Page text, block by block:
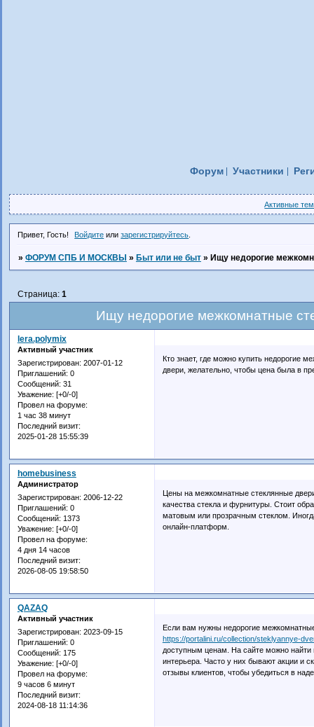
Форум Участники
Активные
Привет, Гость! Войдите илизарегистрируйтесь
» ФОРУМ СПБ И МОСКВЫ » Быт или не быт » Ищу недорогие
Ищу недорогие межкомнатные
Страница: 1
lera.polymix
Активный участник
Зарегистрирован: 2007-01-12
Приглашений: 0
Сообщений: 31
Уважение: [+0/-0]
Провел на форуме:
1 час 38 минут
Последний визит:
2025-01-28 15:55:39
Кто знает, где можно купить недорогие
двери, желательно, чтобы цена была в
homebusiness
Администратор
Зарегистрирован: 2006-12-22
Приглашений: 0
Сообщений: 1373
Уважение: [+0/-0]
Провел на форуме:
4 дня 14 часов
Последний визит:
2026-08-05 19:58:50
Цены на межкомнатные стеклянные
качества стекла и фурнитуры. Стоит
матовым или прозрачным стеклом.
онлайн-платформ.
QAZAQ
Активный участник
Зарегистрирован: 2023-09-15
Приглашений: 0
Сообщений: 175
Уважение: [+0/-0]
Провел на форуме:
9 часов 6 минут
Последний визит:
2024-08-18 11:14:36
Если вам нужны недорогие
https://portalini.ru/collection/steklyannye-
доступным ценам. На сайте можно найти
интерьера. Часто у них бывают акции и
отзывы клиентов, чтобы убедиться в